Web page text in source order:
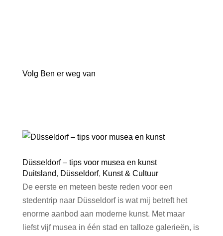
Volg Ben er weg van
Düsseldorf – tips voor musea en kunst
Duitsland, Düsseldorf, Kunst & Cultuur
De eerste en meteen beste reden voor een
stedentrip naar Düsseldorf is wat mij betreft het
enorme aanbod aan moderne kunst. Met maar
liefst vijf musea in één stad en talloze galerieën, is